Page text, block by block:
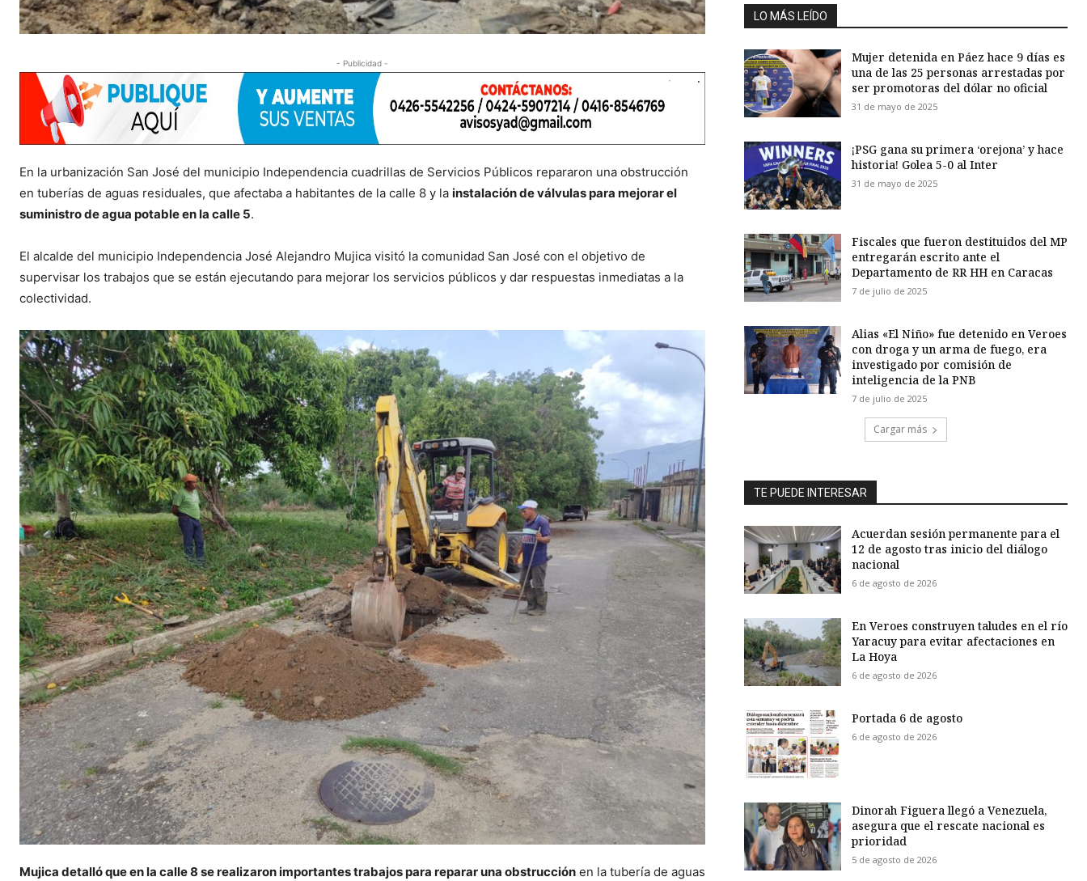
- Publicidad -
En la urbanización San José del municipio Independencia cuadrillas de Servicios Públicos repararon una obstrucción
en tuberías de aguas residuales, que afectaba a habitantes de la calle 8 y la instalación de válvulas para mejorar el
suministro de agua potable en la calle 5.
El alcalde del municipio Independencia José Alejandro Mujica visitó la comunidad San José con el objetivo de
supervisar los trabajos que se están ejecutando para mejorar los servicios públicos y dar respuestas inmediatas a la
colectividad.
Mujica detalló que en la calle 8 se realizaron importantes trabajos para reparar una obstrucción en la tubería de aguas
LO MÁS LEÍDO
Mujer detenida en Páez hace 9 días es
una de las 25 personas arrestadas por
ser promotoras del dólar no oficial
31 de mayo de 2025
¡PSG gana su primera ‘orejona’ y hace
historia! Golea 5-0 al Inter
31 de mayo de 2025
Fiscales que fueron destituidos del MP
entregarán escrito ante el
Departamento de RR HH en Caracas
7 de julio de 2025
Alias «El Niño» fue detenido en Veroes
con droga y un arma de fuego, era
investigado por comisión de
inteligencia de la PNB
7 de julio de 2025
Cargar más
TE PUEDE INTERESAR
Acuerdan sesión permanente para el
12 de agosto tras inicio del diálogo
nacional
6 de agosto de 2026
En Veroes construyen taludes en el río
Yaracuy para evitar afectaciones en
La Hoya
6 de agosto de 2026
Portada 6 de agosto
6 de agosto de 2026
Dinorah Figuera llegó a Venezuela,
asegura que el rescate nacional es
prioridad
5 de agosto de 2026